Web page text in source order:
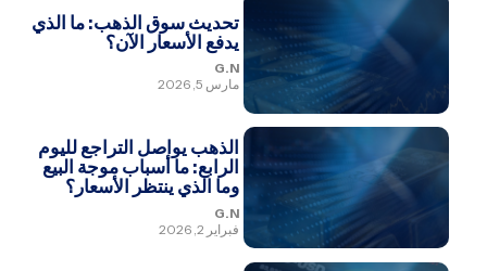
تحديث سوق الذهب: ما الذي
يدفع الأسعار الآن؟
G.N
مارس 5, 2026
الذهب يواصل التراجع لليوم
الرابع: ما أسباب موجة البيع
وما الذي ينتظر الأسعار؟
G.N
فبراير 2, 2026